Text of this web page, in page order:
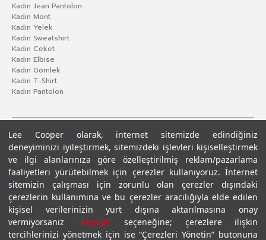
Lee Cooper olarak, internet sitemizde edindiğiniz
deneyiminizi iyileştirmek, sitemizdeki işlevleri kişiselleştirmek
ve ilgi alanlarınıza göre özelleştirilmiş reklam/pazarlama
faaliyetleri yürütebilmek için çerezler kullanıyoruz. İnternet
sitemizin çalışması için zorunlu olan çerezler dışındaki
çerezlerin kullanımına ve bu çerezler aracılığıyla elde edilen
kişisel verilerinizin yurt dışına aktarılmasına onay
vermiyorsanız “Reddet”seçeneğine; çerezlere ilişkin
tercihlerinizi yönetmek için ise “Çerezleri Yönetin” butonuna
Kadın Jean Pantolon
Kadın Mont
Kadın Yelek
Kadın Sweatshirt
Kadın Ceket
Kadın Elbise
Kadın Gömlek
Kadın T-Shirt
Kadın Pantolon
Gizlilik PolitikasıÇerez Politikası KVKK Aydınlatma MetniŞartlar ve Koşullar
© 2026 Leecooper - Tüm Hakları Saklıdır.